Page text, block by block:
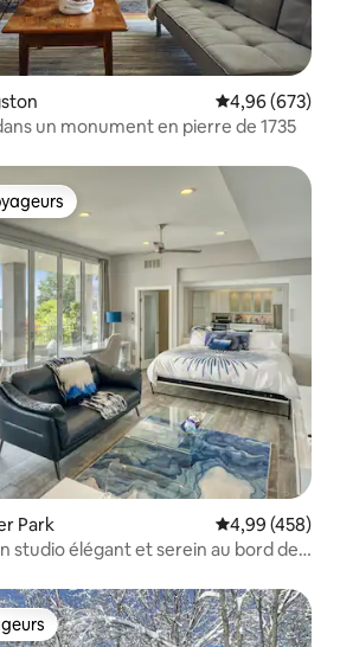
Évaluation
4,96 (673)
un monument en pierre de 1735
les plus appréciés
Park Évaluation
4,99 (458)
studio élégant et serein au bord de